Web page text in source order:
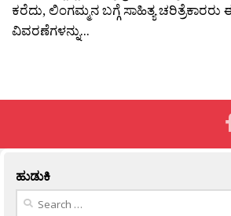
ಕರೆದು, ಲಿಂಗಮ್ಮನ ಬಗ್ಗೆ ಸಾಹಿತ್ಯ
ವಿವರಣೆಗಳನ್ನು...
ಹುಡುಕಿ
Search